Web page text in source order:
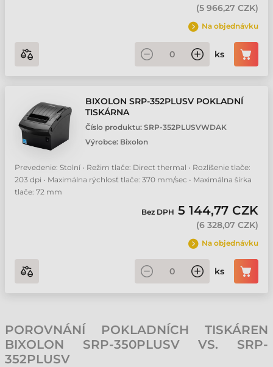
(5 966,27 CZK)
Na objednávku
ks
BIXOLON SRP-352PLUSV POKLADNÍ
TISKÁRNA
Číslo produktu: SRP-352PLUSVWDAK
Výrobce: Bixolon
Prevedenie: Stolní • Režim tlače: Direct thermal • Rozlíšenie tlače:
203 dpi • Maximálna rýchlosť tlače: 370 mm/sec • Maximálna šírka
tlače: 72 mm
Bez DPH 5 144,77 CZK
(6 328,07 CZK)
Na objednávku
ks
POROVNÁNÍ POKLADNÍCH TISKÁREN
BIXOLON SRP-350PLUSV VS. SRP-
352PLUSV